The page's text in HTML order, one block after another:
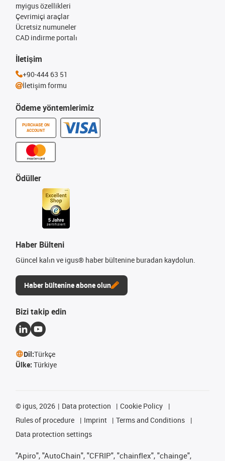
Ödeme yöntemlerimiz
PURCHASE ON
ACCOUNT
myigus özellikleri
Çevrimiçi araçlar
Ücretsiz numuneler
CAD indirme portalı
Ödüller
Haber Bülteni
Güncel kalın ve igus® haber bültenine buradan kaydolun.
Haber bültenine abone olun
İletişim
+90-444 63 51
İletişim formu
Bizi takip edin
Dil:Türkçe
Ülke: Türkiye
© igus, 2026 Data protection
Cookie Policy
Rules of procedure
Imprint
Terms and Conditions
Data protection settings
"Apiro", "AutoChain", "CFRIP", "chainflex", "chainge",